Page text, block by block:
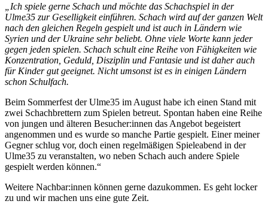
„Ich spiele gerne Schach und möchte das Schachspiel in der
Ulme35 zur Geselligkeit einführen. Schach wird auf der ganzen Welt
nach den gleichen Regeln gespielt und ist auch in Ländern wie
Syrien und der Ukraine sehr beliebt. Ohne viele Worte kann jeder
gegen jeden spielen. Schach schult eine Reihe von Fähigkeiten wie
Konzentration, Geduld, Disziplin und Fantasie und ist daher auch
für Kinder gut geeignet. Nicht umsonst ist es in einigen Ländern
schon Schulfach.
Beim Sommerfest der Ulme35 im August habe ich einen Stand mit
zwei Schachbrettern zum Spielen betreut. Spontan haben eine Reihe
von jungen und älteren Besucher:innen das Angebot begeistert
angenommen und es wurde so manche Partie gespielt. Einer meiner
Gegner schlug vor, doch einen regelmäßigen Spieleabend in der
Ulme35 zu veranstalten, wo neben Schach auch andere Spiele
gespielt werden können.“
Weitere Nachbar:innen können gerne dazukommen. Es geht locker
zu und wir machen uns eine gute Zeit.